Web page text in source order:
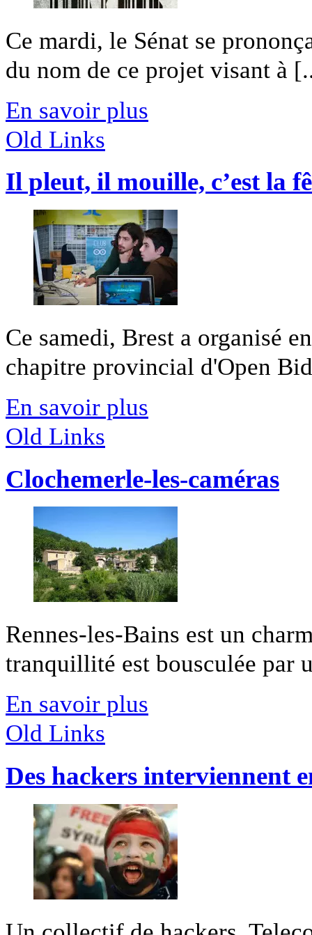
Ce mardi, le Sénat se
du nom de ce projet visant à
En savoir plus
Old Links
Il pleut, il mouille, c’est la
Ce samedi, Brest a organisé
chapitre provincial d'Open
En savoir plus
Old Links
Clochemerle-les-caméras
Rennes-les-Bains est un
tranquillité est bousculée par
En savoir plus
Old Links
Des hackers interviennent